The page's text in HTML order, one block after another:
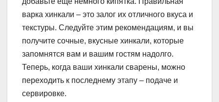
варка хинкали – это залог их отличного вкуса и
текстуры. Следуйте этим рекомендациям, и вы
получите сочные, вкусные хинкали, которые
запомнятся вам и вашим гостям надолго.
Теперь, когда ваши хинкали сварены, можно
переходить к последнему этапу – подаче и
сервировке.